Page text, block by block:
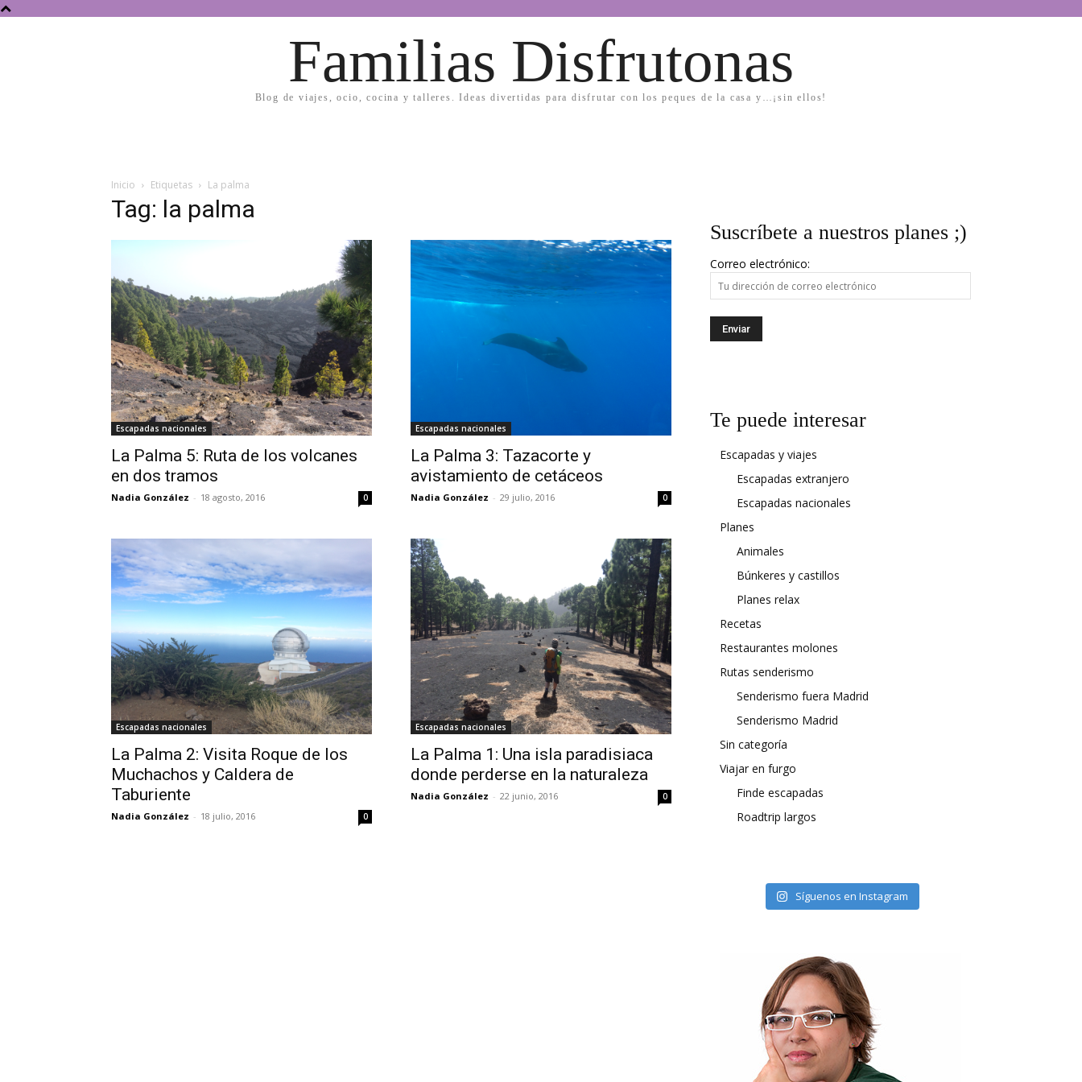
Familias Disfrutonas
Blog de viajes, ocio, cocina y talleres. Ideas divertidas para disfrutar con los peques de la casa y…¡sin ellos!
Inicio Etiquetas La palma
Tag: la palma
Escapadas nacionales
La Palma 5: Ruta de los volcanes
en dos tramos
Nadia González - 18 agosto, 2016 0
Escapadas nacionales
La Palma 3: Tazacorte y
avistamiento de cetáceos
Nadia González - 29 julio, 2016 0
Escapadas nacionales
La Palma 2: Visita Roque de los
Muchachos y Caldera de
Taburiente
Nadia González - 18 julio, 2016 0
Escapadas nacionales
La Palma 1: Una isla paradisiaca
donde perderse en la naturaleza
Nadia González - 22 junio, 2016 0
Suscríbete a nuestros planes ;)
Correo electrónico:
Te puede interesar
Escapadas y viajes
Escapadas extranjero
Escapadas nacionales
Planes
Animales
Búnkeres y castillos
Planes relax
Recetas
Restaurantes molones
Rutas senderismo
Senderismo fuera Madrid
Senderismo Madrid
Sin categoría
Viajar en furgo
Finde escapadas
Roadtrip largos
Síguenos en Instagram